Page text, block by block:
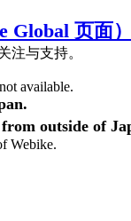
Global 页面）
注与支持。
available.
from outside of
Webike.